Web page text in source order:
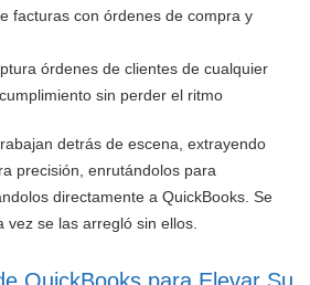
facturas con órdenes de compra y
órdenes de clientes de cualquier
sin perder el ritmo
detrás de escena, extrayendo
precisión, enrutándolos para
directamente a QuickBooks. Se
vez se las arregló sin ellos.